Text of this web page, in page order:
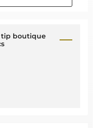
tip boutique